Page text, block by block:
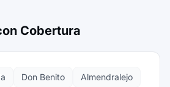
Cobertura
Don Benito
Almendralejo